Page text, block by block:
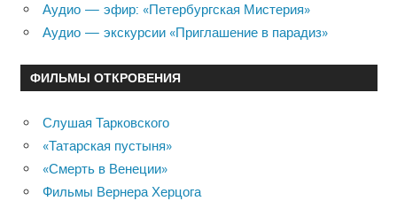
Аудио — эфир: «Петербургская Мистерия»
Аудио — экскурсии «Приглашение в парадиз»
ФИЛЬМЫ ОТКРОВЕНИЯ
Слушая Тарковского
«Татарская пустыня»
«Смерть в Венеции»
Фильмы Вернера Херцога